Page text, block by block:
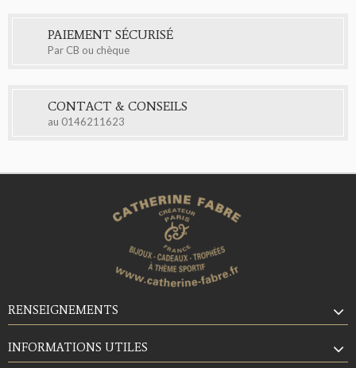
PAIEMENT SÉCURISÉ
Par CB ou chèque
CONTACT & CONSEILS
au 0146211623
RENSEIGNEMENTS
INFORMATIONS UTILES